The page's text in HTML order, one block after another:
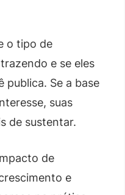
o tipo de
e se eles
publica. Se a base
suas
de sustentar.
de
e